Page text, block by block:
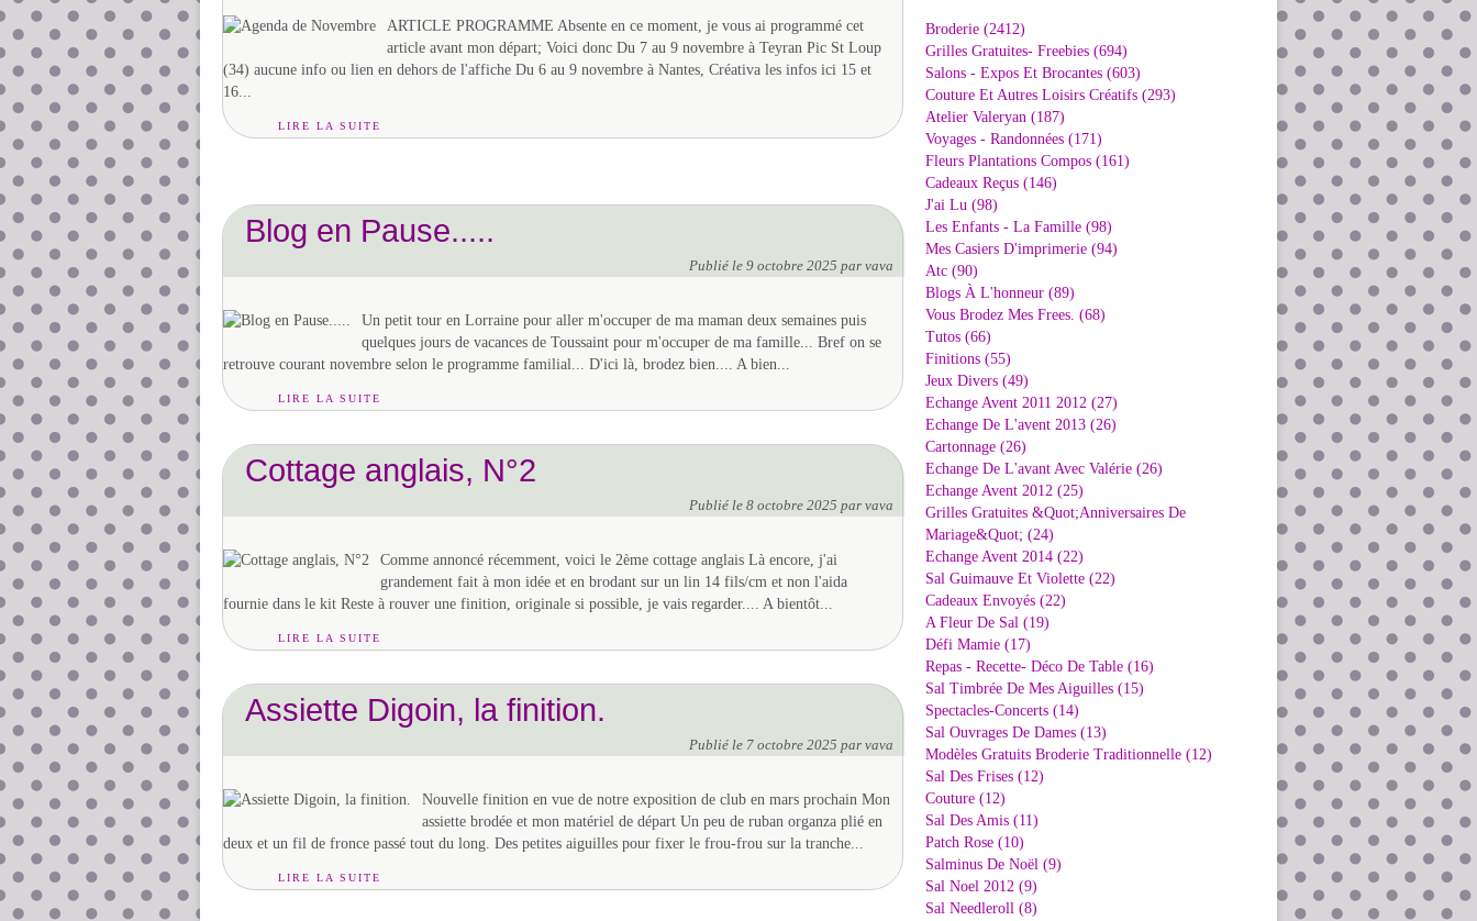
ARTICLE PROGRAMME Absente en ce moment, je vous ai programmé cet
article avant mon départ; Voici donc Du 7 au 9 novembre à Teyran Pic St Loup
(34) aucune info ou lien en dehors de l'affiche Du 6 au 9 novembre à Nantes, Créativa les infos ici 15 et
16...
LIRE LA SUITE
Blog en Pause.....
Publié le 9 octobre 2025 par vava
Un petit tour en Lorraine pour aller m'occuper de ma maman deux semaines puis
quelques jours de vacances de Toussaint pour m'occuper de ma famille... Bref on se
retrouve courant novembre selon le programme familial... D'ici là, brodez bien.... A bien...
LIRE LA SUITE
Cottage anglais, N°2
Publié le 8 octobre 2025 par vava
Comme annoncé récemment, voici le 2ème cottage anglais Là encore, j'ai
grandement fait à mon idée et en brodant sur un lin 14 fils/cm et non l'aida
fournie dans le kit Reste à rouver une finition, originale si possible, je vais regarder.... A bientôt...
LIRE LA SUITE
Assiette Digoin, la finition.
Publié le 7 octobre 2025 par vava
Nouvelle finition en vue de notre exposition de club en mars prochain Mon
assiette brodée et mon matériel de départ Un peu de ruban organza plié en
deux et un fil de fronce passé tout du long. Des petites aiguilles pour fixer le frou-frou sur la tranche...
LIRE LA SUITE
Broderie (2412)
Grilles Gratuites- Freebies (694)
Salons - Expos Et Brocantes (603)
Couture Et Autres Loisirs Créatifs (293)
Atelier Valeryan (187)
Voyages - Randonnées (171)
Fleurs Plantations Compos (161)
Cadeaux Reçus (146)
J'ai Lu (98)
Les Enfants - La Famille (98)
Mes Casiers D'imprimerie (94)
Atc (90)
Blogs À L'honneur (89)
Vous Brodez Mes Frees. (68)
Tutos (66)
Finitions (55)
Jeux Divers (49)
Echange Avent 2011 2012 (27)
Echange De L'avent 2013 (26)
Cartonnage (26)
Echange De L'avant Avec Valérie (26)
Echange Avent 2012 (25)
Grilles Gratuites &Quot;Anniversaires De
Mariage&Quot; (24)
Echange Avent 2014 (22)
Sal Guimauve Et Violette (22)
Cadeaux Envoyés (22)
A Fleur De Sal (19)
Défi Mamie (17)
Repas - Recette- Déco De Table (16)
Sal Timbrée De Mes Aiguilles (15)
Spectacles-Concerts (14)
Sal Ouvrages De Dames (13)
Modèles Gratuits Broderie Traditionnelle (12)
Sal Des Frises (12)
Couture (12)
Sal Des Amis (11)
Patch Rose (10)
Salminus De Noël (9)
Sal Noel 2012 (9)
Sal Needleroll (8)